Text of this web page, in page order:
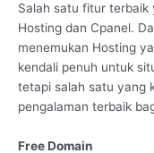
Salah satu fitur terbaik
Hosting dan Cpanel.
menemukan Hosting
kendali penuh untuk
tetapi salah satu yang
pengalaman terbaik
Free Domain